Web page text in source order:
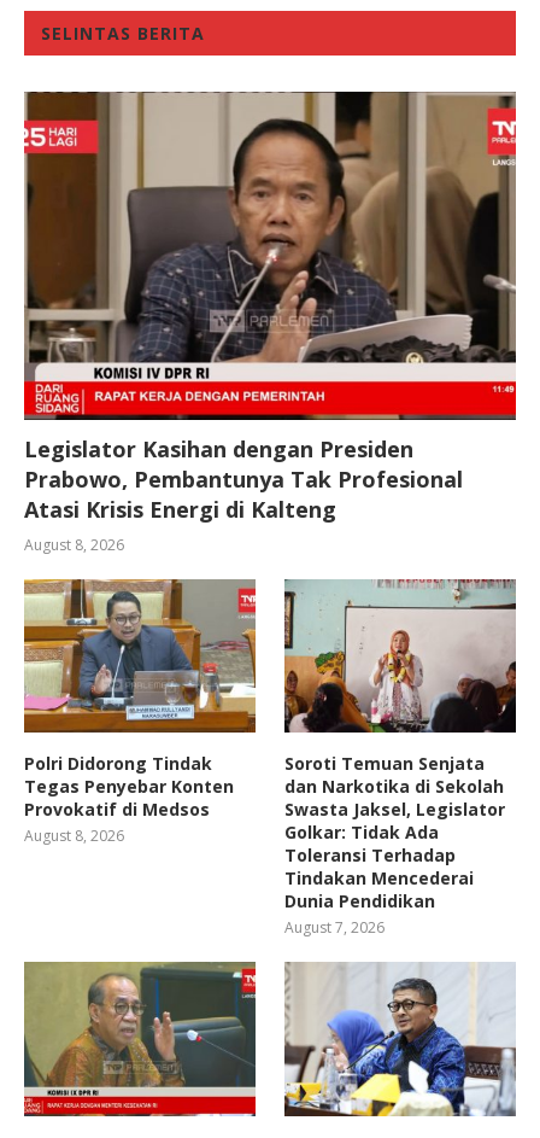
SELINTAS BERITA
Legislator Kasihan dengan Presiden
Prabowo, Pembantunya Tak Profesional
Atasi Krisis Energi di Kalteng
August 8, 2026
Polri Didorong Tindak
Tegas Penyebar Konten
Provokatif di Medsos
August 8, 2026
Soroti Temuan Senjata
dan Narkotika di Sekolah
Swasta Jaksel, Legislator
Golkar: Tidak Ada
Toleransi Terhadap
Tindakan Mencederai
Dunia Pendidikan
August 7, 2026